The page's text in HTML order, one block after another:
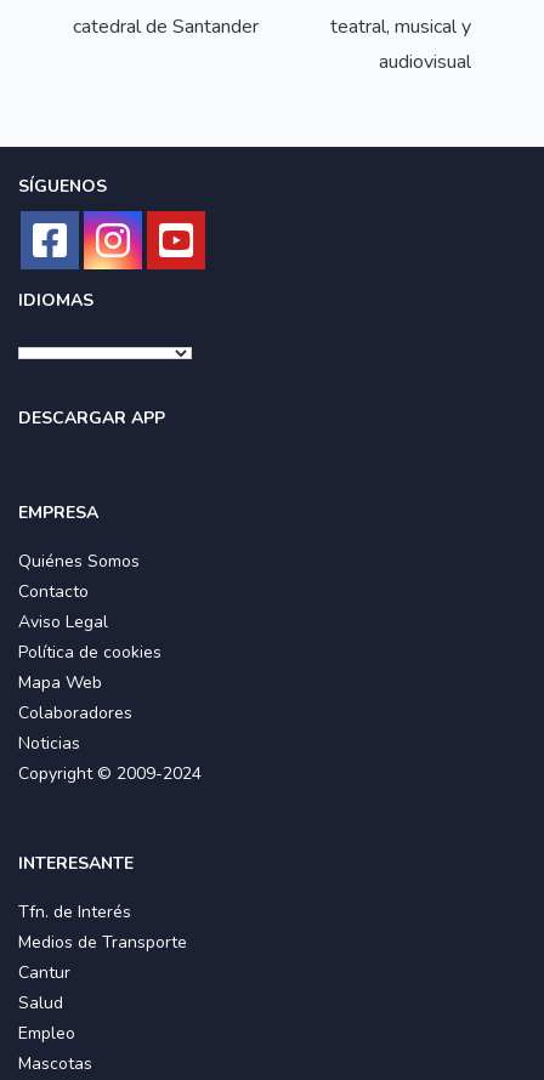
catedral de Santander
teatral, musical y
audiovisual
SÍGUENOS
IDIOMAS
DESCARGAR APP
EMPRESA
Quiénes Somos
Contacto
Aviso Legal
Política de cookies
Mapa Web
Colaboradores
Noticias
Copyright © 2009-2024
INTERESANTE
Tfn. de Interés
Medios de Transporte
Cantur
Salud
Empleo
Mascotas